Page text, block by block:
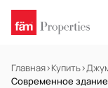
Главная›Купить›
Современное